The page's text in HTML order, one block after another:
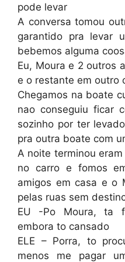
pode levar
A conversa tomou
garantido pra levar
bebemos alguma
Eu, Moura e 2 outros
e o restante em outro
Chegamos na boate
nao conseguiu ficar
sozinho por ter
pra outra boate com
A noite terminou
no carro e fomos
amigos em casa e o
pelas ruas sem
EU -Po Moura, ta
embora to cansado
ELE – Porra, to
menos me pagar